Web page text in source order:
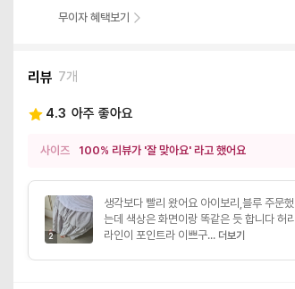
무이자 혜택보기
리뷰 7개
4.3 아주 좋아요
사이즈 100% 리뷰가 '잘 맞아요' 라고 했어요
2
생각보다 빨리 왔어요 아이보리,블루 주문했
는데 색상은 화면이랑 똑같은 듯 합니다 허리
라인이 포인트라 이쁘구... 더보기